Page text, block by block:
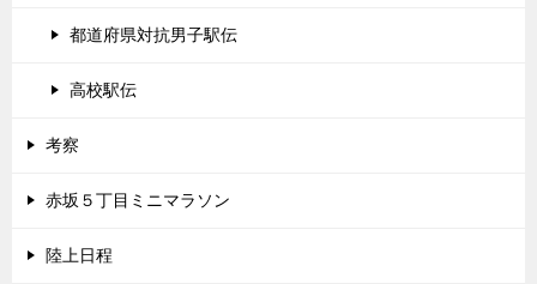
都道府県対抗男子駅伝
高校駅伝
考察
赤坂５丁目ミニマラソン
陸上日程